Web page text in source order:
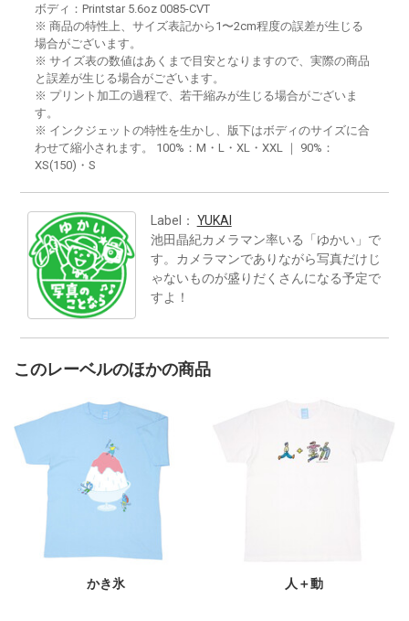
ボディ：Printstar 5.6oz 0085-CVT
※ 商品の特性上、サイズ表記から1〜2cm程度の誤差が生じる
場合がございます。
※ サイズ表の数値はあくまで目安となりますので、実際の商品
と誤差が生じる場合がございます。
※ プリント加工の過程で、若干縮みが生じる場合がございま
す。
※ インクジェットの特性を生かし、版下はボディのサイズに合
わせて縮小されます。 100%：M・L・XL・XXL ｜ 90%：
XS(150)・S
Label： YUKAI
池田晶紀カメラマン率いる「ゆかい」で
す。カメラマンでありながら写真だけじ
ゃないものが盛りだくさんになる予定で
すよ！
このレーベルのほかの商品
かき氷 人＋動